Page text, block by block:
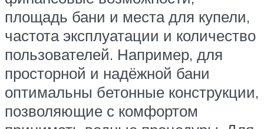
площадь бани и места для купели,
частота эксплуатации и количество
пользователей. Например, для
просторной и надёжной бани
оптимальны бетонные конструкции,
позволяющие с комфортом